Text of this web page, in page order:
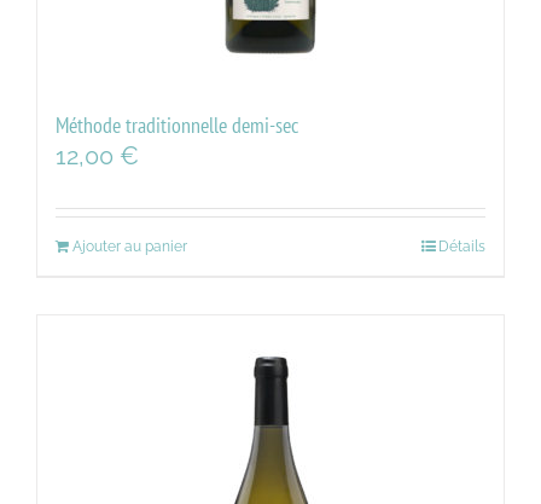
Méthode traditionnelle demi-sec
12,00 €
Ajouter au panier Détails